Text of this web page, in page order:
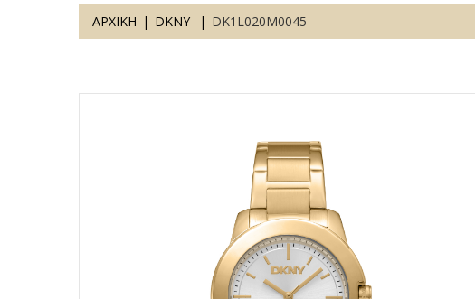
ΑΡΧΙΚΗ DKNY DK1L020M0045